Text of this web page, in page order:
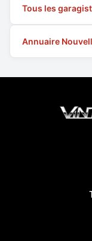
Tous les
Annuaire